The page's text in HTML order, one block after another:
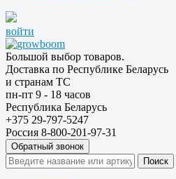
войти
Большой выбор товаров.
Доставка по Республике Беларусь
и странам ТС
пн-пт 9 - 18 часов
Республика Беларусь
+375 29-797-5247
Россия 8-800-201-97-31
Обратный звонок